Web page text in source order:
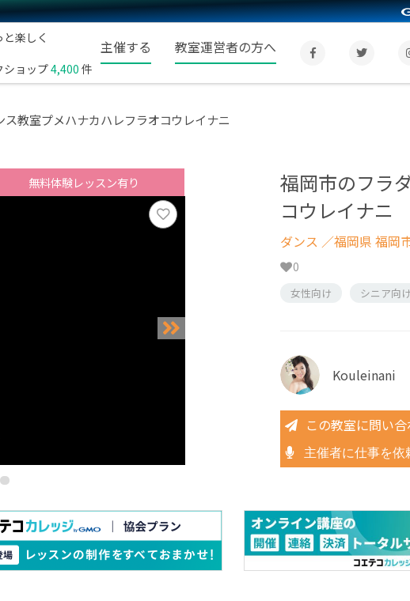
楽しく
ショップ4,400 件
主催する 教室運営者の方へ
教室プメハナカハレフラオコウレイナニ
無料体験レッスン有り
福岡市のフラ
コウレイナニ
ダンス ／福岡県 福岡
0
女性向け シニア向け
Kouleinani
この教室に問い
主催者に仕事を依